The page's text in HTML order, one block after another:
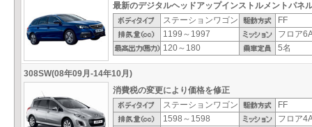
最新のデジタルヘッドアップインストルメントパネ
ステーションワゴン
FF
1199～1997
フロア
120～180
5名
308SW(08年09月-14年10月)
消費税の変更により価格を修正
ステーションワゴン
FF
1598～1598
フロア